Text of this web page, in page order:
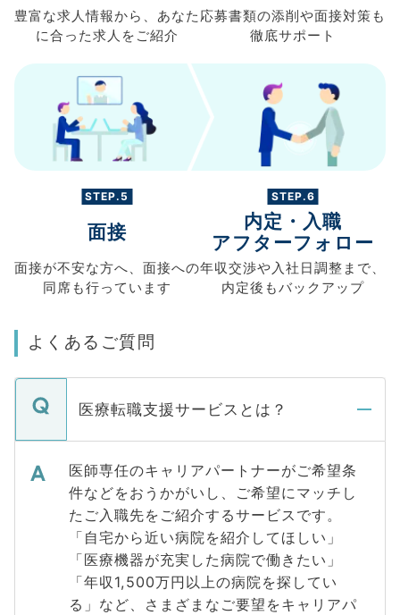
豊富な求人情報から、 あなた
に合った求人を ご紹介
応募書類の添削や面接対策も
徹底サポート
STEP.5
面接
面接が不安な方へ、 面接への
同席も行っています
STEP.6
内定・入職
アフターフォロー
年収交渉や入社日調整まで、
内定後もバックアップ
よくあるご質問
医療転職支援サービスとは？
医師専任のキャリアパートナーがご希望条
件などをおうかがいし、ご希望にマッチし
たご入職先をご紹介するサービスです。
「自宅から近い病院を紹介してほしい」
「医療機器が充実した病院で働きたい」
「年収1,500万円以上の病院を探してい
る」など、さまざまなご要望をキャリアパ